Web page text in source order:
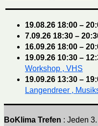
19.08.26 18:00 –
7.09.26 18:30 –
16.09.26 18:00 –
19.09.26 10:30 –
Workshop , VHS
19.09.26 13:30 –
Langendreer ,
BoKlima Trefen : Jeden